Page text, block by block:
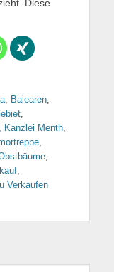
Diese
Balearen
Kanzlei Menth
Verkaufen